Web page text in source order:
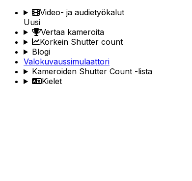
Video- ja audietyökalut
Uusi
Vertaa kameroita
Korkein Shutter count
Blogi
Valokuvaussimulaattori
Kameroiden Shutter Count -lista
Kielet